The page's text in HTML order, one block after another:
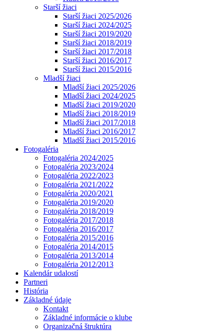
Starší žiaci
Starší žiaci 2025/2026
Starší žiaci 2024/2025
Starší žiaci 2019/2020
Starší žiaci 2018/2019
Starší žiaci 2017/2018
Starší žiaci 2016/2017
Starší žiaci 2015/2016
Mladší žiaci
Mladší žiaci 2025/2026
Mladší žiaci 2024/2025
Mladší žiaci 2019/2020
Mladší žiaci 2018/2019
Mladší žiaci 2017/2018
Mladší žiaci 2016/2017
Mladší žiaci 2015/2016
Fotogaléria
Fotogaléria 2024/2025
Fotogaléria 2023/2024
Fotogaléria 2022/2023
Fotogaléria 2021/2022
Fotogaléria 2020/2021
Fotogaléria 2019/2020
Fotogaléria 2018/2019
Fotogaléria 2017/2018
Fotogaléria 2016/2017
Fotogaléria 2015/2016
Fotogaléria 2014/2015
Fotogaléria 2013/2014
Fotogaléria 2012/2013
Kalendár udalostí
Partneri
História
Základné údaje
Kontakt
Základné informácie o klube
Organizačná štruktúra